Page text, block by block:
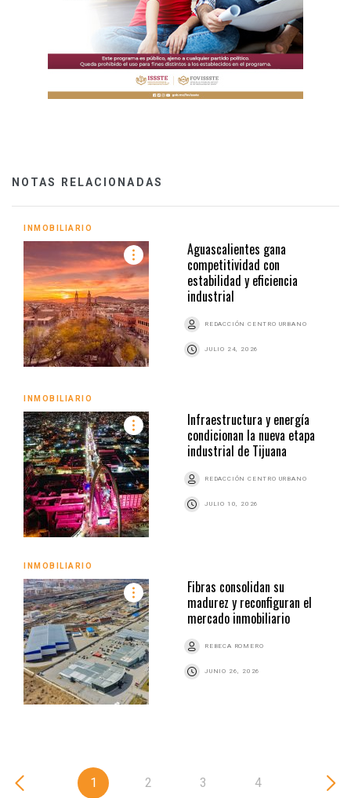
NOTAS RELACIONADAS
INMOBILIARIO
Aguascalientes gana
competitividad con
estabilidad y eficiencia
industrial
REDACCIÓN CENTRO URBANO
JULIO 24, 2026
INMOBILIARIO
Infraestructura y energía
condicionan la nueva etapa
industrial de Tijuana
REDACCIÓN CENTRO URBANO
JULIO 10, 2026
INMOBILIARIO
Fibras consolidan su
madurez y reconfiguran el
mercado inmobiliario
REBECA ROMERO
JUNIO 26, 2026
1 2 3 4